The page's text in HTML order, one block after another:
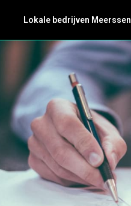
Lokale bedrijven Meerssen